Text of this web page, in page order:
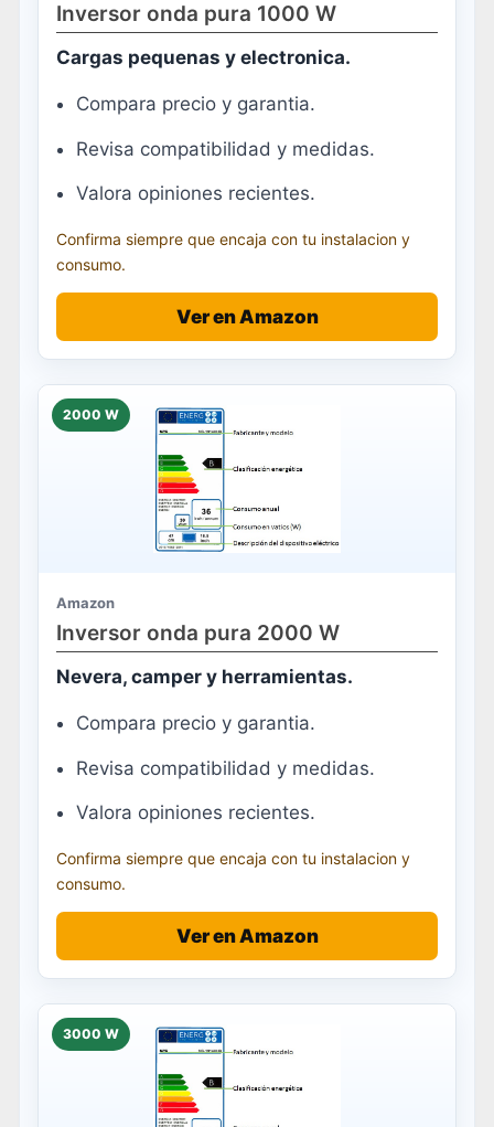
Inversor onda pura 1000 W
Cargas pequenas y electronica.
Compara precio y garantia.
Revisa compatibilidad y medidas.
Valora opiniones recientes.
Confirma siempre que encaja con tu instalacion y
consumo.
Ver en Amazon
2000 W
Amazon
Inversor onda pura 2000 W
Nevera, camper y herramientas.
Compara precio y garantia.
Revisa compatibilidad y medidas.
Valora opiniones recientes.
Confirma siempre que encaja con tu instalacion y
consumo.
Ver en Amazon
3000 W